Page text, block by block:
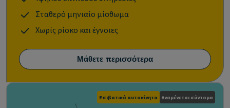
Σταθερό μηνιαίο μίσθωμα
Χωρίς ρίσκο και έγνοιες
Μάθετε περισσότερα
Επιβατικά αυτοκίνητα Αναμένεται σύντομα